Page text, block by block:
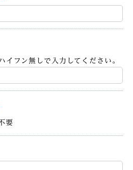
イフン無しで入力してください。
要